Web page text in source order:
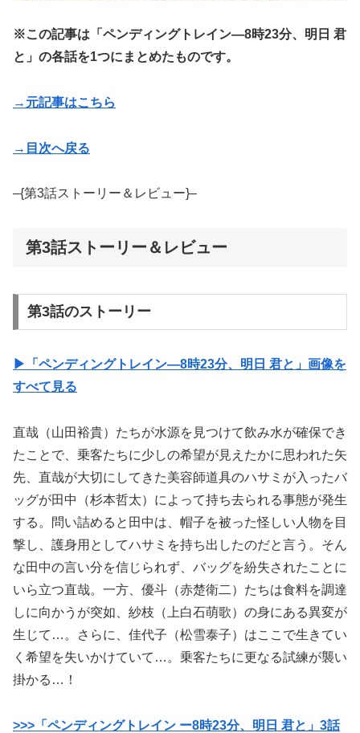
※この記事は「ペンディングトレイン―8時23分、明日 君
と」の各話を1つにまとめたものです。
→元記事はこちら
→目次へ戻る
–{第3話ストーリー＆レビュー}–
第3話ストーリー＆レビュー
第3話のストーリー
▶︎「ペンディングトレイン―8時23分、明日 君と」画像を
すべて見る
直哉（山田裕貴）たちが水源を見つけて飲み水が確保でき
たことで、乗客たちに少しの希望が見えたかに思われた矢
先、直哉が大切にしてきた美容師道具のハサミが入ったバ
ッグが田中（杉本哲太）によって持ち去られる事態が発生
する。問い詰めると田中は、帽子を被った怪しい人物を目
撃し、護身用としてハサミを持ち出したのだと言う。そん
な田中の言い分を信じられず、バッグを紛失されたことに
いら立つ直哉。一方、優斗（赤楚衛二）たちは食料を調達
しに向かうが突如、紗枝（上白石萌歌）の身にある異変が
生じて…。さらに、佳代子（松雪泰子）はここで生きてい
く希望を失いかけていて…。乗客たちに更なる試練が襲い
掛かる…！
>>>「ペンディングトレイン ー8時23分、明日 君と」3話